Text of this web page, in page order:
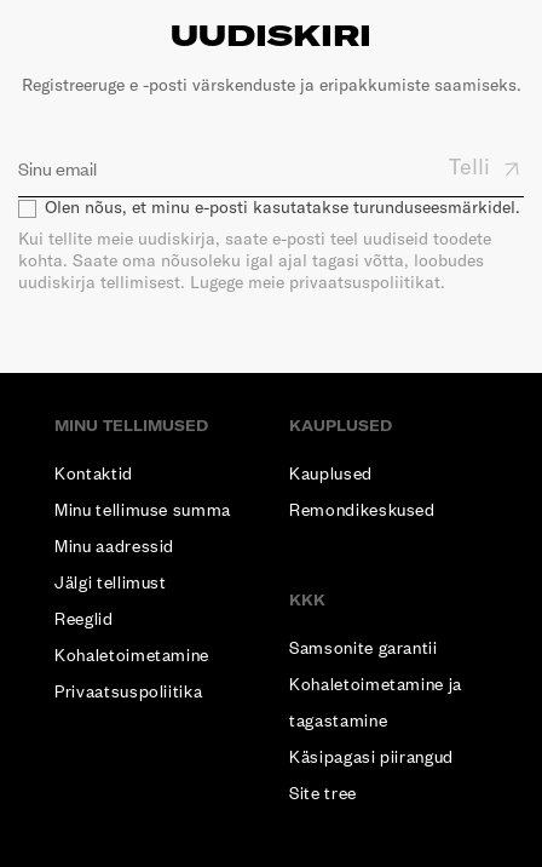
UUDISKIRI
Registreeruge e -posti värskenduste ja eripakkumiste saamiseks.
Telli
Olen nõus, et minu e-posti kasutatakse turunduseesmärkidel.
Kui tellite meie uudiskirja, saate e-posti teel uudiseid toodete
kohta. Saate oma nõusoleku igal ajal tagasi võtta, loobudes
uudiskirja tellimisest. Lugege meie privaatsuspoliitikat.
MINU TELLIMUSED
Kontaktid
Minu tellimuse summa
Minu aadressid
Jälgi tellimust
Reeglid
Kohaletoimetamine
Privaatsuspoliitika
KAUPLUSED
Kauplused
Remondikeskused
KKK
Samsonite garantii
Kohaletoimetamine ja
tagastamine
Käsipagasi piirangud
Site tree